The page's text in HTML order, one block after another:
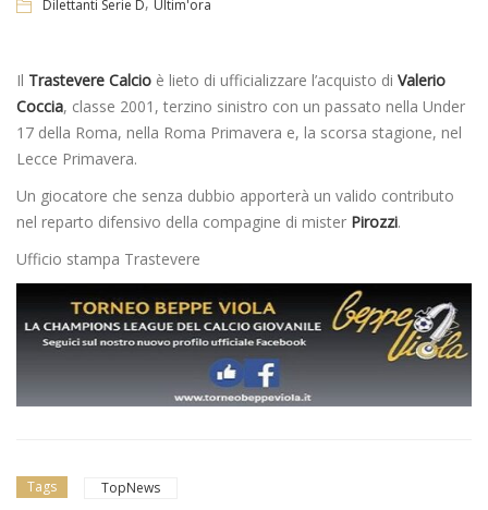
Dilettanti Serie D Ultim'ora
Il Trastevere Calcio è lieto di ufficializzare l’acquisto di Valerio
Coccia, classe 2001, terzino sinistro con un passato nella Under
17 della Roma, nella Roma Primavera e, la scorsa stagione, nel
Lecce Primavera.
Un giocatore che senza dubbio apporterà un valido contributo
nel reparto difensivo della compagine di mister Pirozzi.
Ufficio stampa Trastevere
Tags TopNews